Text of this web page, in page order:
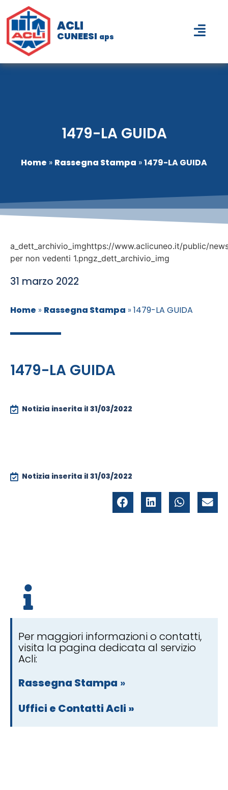
ACLI
CUNEESI aps
1479-LA GUIDA
Home » Rassegna Stampa »1479-LA GUIDA
a_dett_archivio_imghttps://www.aclicuneo.it/public/
per non vedenti 1.pngz_dett_archivio_img
31 marzo 2022
Home » Rassegna Stampa » 1479-LA GUIDA
1479-LA GUIDA
Notizia inserita il 31/03/2022
Notizia inserita il 31/03/2022
Per maggiori informazioni o contatti,
visita la pagina dedicata al servizio
Acli:
Rassegna Stampa »
Uffici e Contatti Acli »